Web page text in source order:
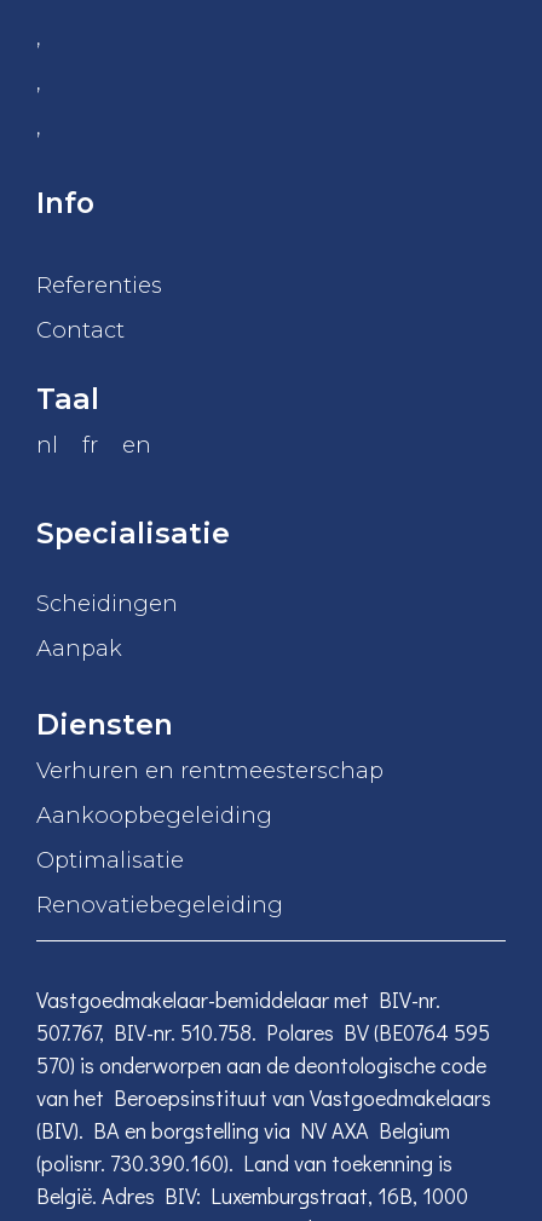
,
,
,
Info
Referenties
Contact
Taal
nl fr en
Specialisatie
Scheidingen
Aanpak
Diensten
Verhuren en rentmeesterschap
Aankoopbegeleiding
Optimalisatie
Renovatiebegeleiding
Vastgoedmakelaar-bemiddelaar met BIV-nr.
507.767, BIV-nr. 510.758. Polares BV (BE0764 595
570) is onderworpen aan de deontologische code
van het Beroepsinstituut van Vastgoedmakelaars
(BIV). BA en borgstelling via NV AXA Belgium
(polisnr. 730.390.160). Land van toekenning is
België. Adres BIV: Luxemburgstraat, 16B, 1000